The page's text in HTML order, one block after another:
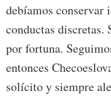
debíamos conservar
conductas discretas.
por fortuna.
entonces
solícito y siempre